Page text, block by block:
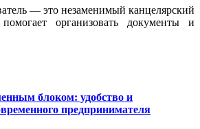
— это незаменимый канцелярский
организовать документы и
блоком: удобство и
предпринимателя